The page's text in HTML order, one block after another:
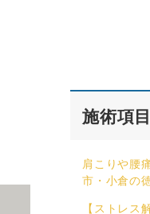
施術項目
肩こりや腰
市・小倉の
【ストレス